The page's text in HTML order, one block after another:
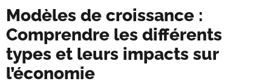
Modèles de croissance :
Comprendre les différents
types et leurs impacts sur
l’économie